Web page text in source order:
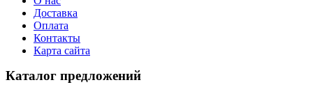
Доставка
Оплата
Контакты
Карта сайта
Каталог предложений